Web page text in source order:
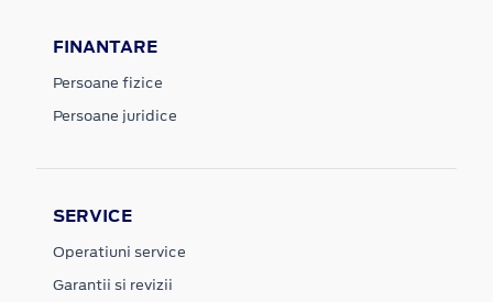
FINANTARE
Persoane fizice
Persoane juridice
SERVICE
Operatiuni service
Garantii si revizii